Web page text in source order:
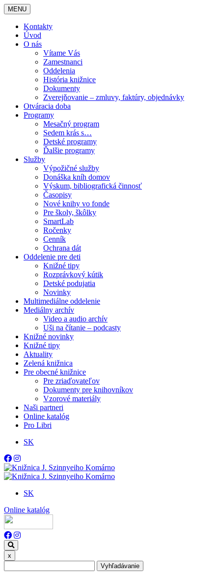
MENU
Kontakty
Úvod
O nás
Vítame Vás
Zamestnanci
Oddelenia
História knižnice
Dokumenty
Zverejňovanie – zmluvy, faktúry, objednávky
Otváracia doba
Programy
Mesačný program
Sedem krás s…
Detské programy
Ďalšie programy
Služby
Výpožičné služby
Donáška kníh domov
Výskum, bibliografická činnosť
Časopisy
Nové knihy vo fonde
Pre školy, škôlky
SmartLab
Ročenky
Cenník
Ochrana dát
Oddelenie pre deti
Knižné tipy
Rozprávkový kútik
Detské podujatia
Novinky
Multimediálne oddelenie
Mediálny archív
Video a audio archív
Uši na čítanie – podcasty
Knižné novinky
Knižné tipy
Aktuality
Zelená knižnica
Pre obecné knižnice
Pre zriaďovateľov
Dokumenty pre knihovníkov
Vzorové materiály
Naši partneri
Online katalóg
Pro Libri
SK
SK
Online katalóg
x
Vyhľadávanie